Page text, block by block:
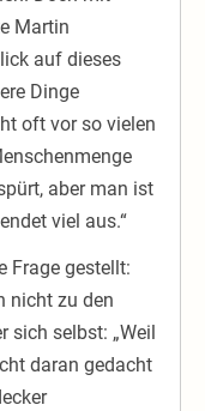
Martin
auf dieses
Dinge
oft vor so vielen
aber man ist
viel aus.“
Frage gestellt:
nicht zu den
sich selbst: „Weil
daran gedacht